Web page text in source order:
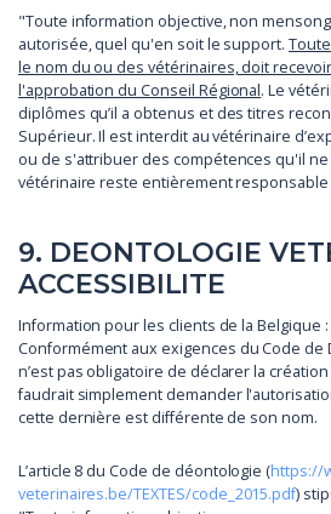
"Toute information objective, non
autorisée, quel qu'en soit le support.
le nom du ou des vétérinaires, doit
l'approbation du Conseil Régional. Le
diplômes qu’il a obtenus et des titres
Supérieur. Il est interdit au vétérinaire
ou de s'attribuer des compétences qu'il
vétérinaire reste entièrement responsable
9. DEONTOLOGIE
ACCESSIBILITE
Information pour les clients de la Belgique :
Conformément aux exigences du Code de
n’est pas obligatoire de déclarer la
faudrait simplement demander
cette dernière est différente de son nom.
L’article 8 du Code de déontologie (https://
veterinaires.be/TEXTES/code_2015.pdf)